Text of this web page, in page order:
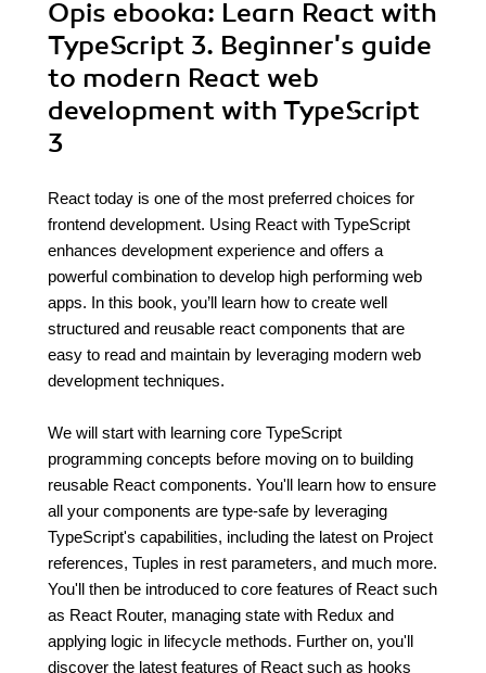
Opis ebooka: Learn React with
TypeScript 3. Beginner's guide
to modern React web
development with TypeScript
3
React today is one of the most preferred choices for
frontend development. Using React with TypeScript
enhances development experience and offers a
powerful combination to develop high performing web
apps. In this book, you’ll learn how to create well
structured and reusable react components that are
easy to read and maintain by leveraging modern web
development techniques.
We will start with learning core TypeScript
programming concepts before moving on to building
reusable React components. You'll learn how to ensure
all your components are type-safe by leveraging
TypeScript's capabilities, including the latest on Project
references, Tuples in rest parameters, and much more.
You'll then be introduced to core features of React such
as React Router, managing state with Redux and
applying logic in lifecycle methods. Further on, you'll
discover the latest features of React such as hooks